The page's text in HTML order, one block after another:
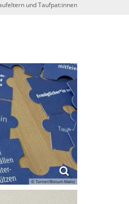
und Taufpat:innen
© Torner/Bistum Mainz